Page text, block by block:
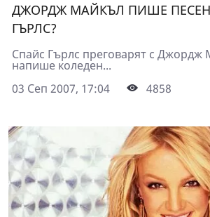
ДЖОРДЖ МАЙКЪЛ ПИШЕ
ГЪРЛС?
Спайс Гърлс преговарят с Джордж
напише коледен...
03 Сеп 2007, 17:04
4858